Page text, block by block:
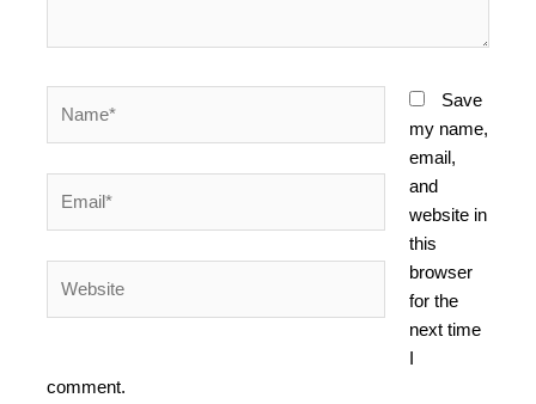
Save
my name,
email,
and
website in
this
browser
for the
next time
comment.